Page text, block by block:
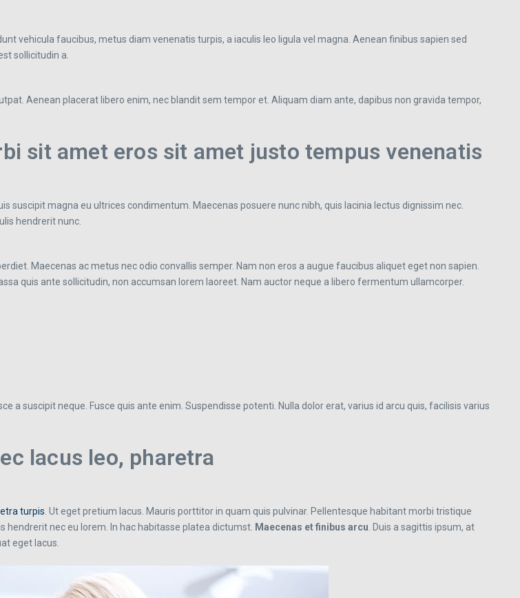
vehicula faucibus, metus diam venenatis turpis, a iaculis leo ligula vel magna. Aenean finibus sapien sed
sollicitudin a.
Aenean placerat libero enim, nec blandit sem tempor et. Aliquam diam ante, dapibus non gravida tempor,
sit amet eros sit amet justo tempus venenatis
suscipit magna eu ultrices condimentum. Maecenas posuere nunc nibh, quis lacinia lectus dignissim nec.
hendrerit nunc.
Maecenas ac metus nec odio convallis semper. Nam non eros a augue faucibus aliquet eget non sapien.
quis ante sollicitudin, non accumsan lorem laoreet. Nam auctor neque a libero fermentum ullamcorper.
a suscipit neque. Fusce quis ante enim. Suspendisse potenti. Nulla dolor erat, varius id arcu quis, facilisis varius
lacus leo, pharetra
turpis. Ut eget pretium lacus. Mauris porttitor in quam quis pulvinar. Pellentesque habitant morbi tristique
nec eu lorem. In hac habitasse platea dictumst. Maecenas et finibus arcu. Duis a sagittis ipsum, at
eget lacus.